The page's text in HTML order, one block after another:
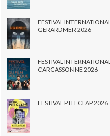
FESTIVAL
GERARDMER 2026
FESTIVAL
CARCASSONNE 2026
FESTIVAL PTIT CLAP 2026